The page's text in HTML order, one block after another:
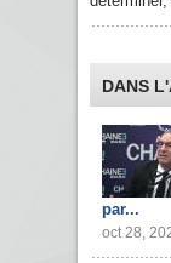
DANS
par...
oct 28,